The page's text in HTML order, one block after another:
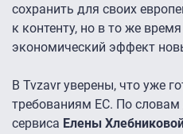
сохранить для своих
к контенту, но в то же
экономический эффект
В Tvzavr уверены, что уже
требованиям ЕС. По словам
сервиса Елены